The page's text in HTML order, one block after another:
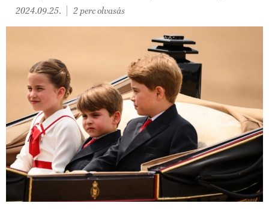
2024.09.25. 2 perc olvasás